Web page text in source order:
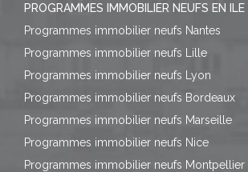
PROGRAMMES IMMOBILIER NEUFS EN ILE
Programmes immobilier neufs Nantes
Programmes immobilier neufs Lille
Programmes immobilier neufs Lyon
Programmes immobilier neufs Bordeaux
Programmes immobilier neufs Marseille
Programmes immobilier neufs Nice
Programmes immobilier neufs Montpellier